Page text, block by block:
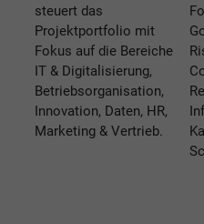
steuert das
Projektportfolio mit
Fokus auf die Bereiche
IT & Digitalisierung,
Betriebsorganisation,
Innovation, Daten, HR,
Marketing & Vertrieb.